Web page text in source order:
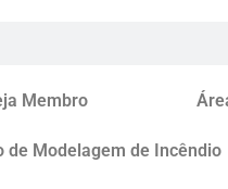
Membro
de Modelagem de Incêndio